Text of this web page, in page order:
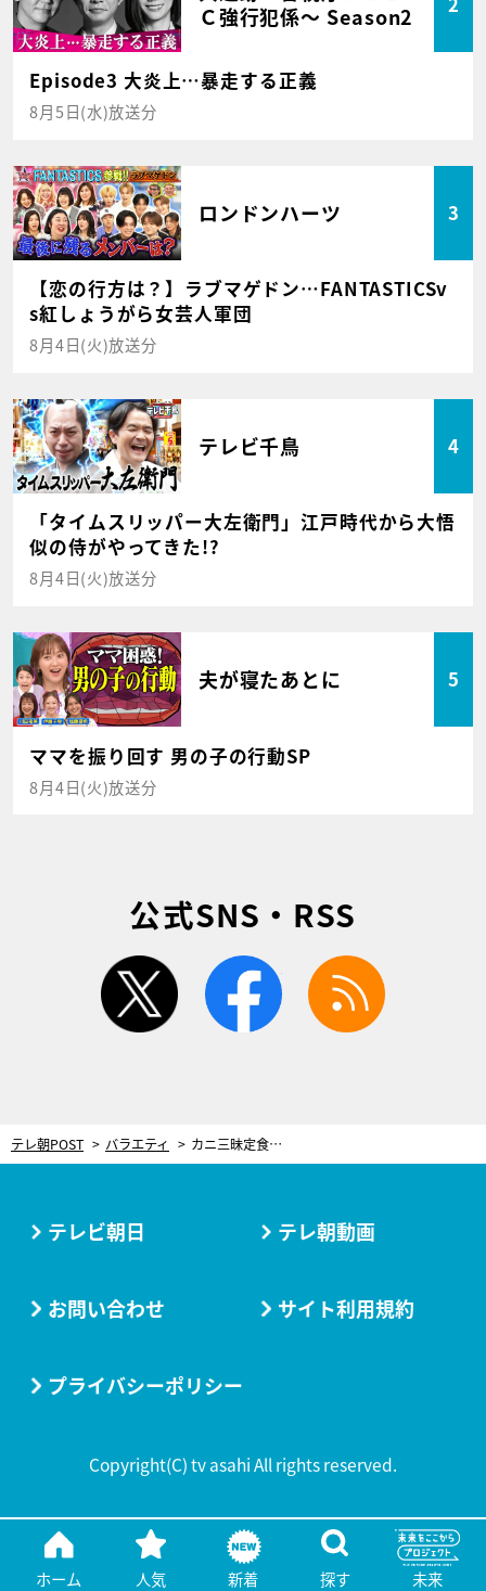
Ｃ強行犯係～ Season2
Episode3 大炎上…暴走する正義
8月5日(水)放送分
ロンドンハーツ 3
【恋の行方は？】ラブマゲドン…FANTASTICSv
s紅しょうがら女芸人軍団
8月4日(火)放送分
テレビ千鳥 4
「タイムスリッパー大左衛門」江戸時代から大悟
似の侍がやってきた!?
8月4日(火)放送分
夫が寝たあとに 5
ママを振り回す 男の子の行動SP
8月4日(火)放送分
公式SNS・RSS
twitter facebook
テレ朝POST バラエティ カニ三昧定食、爆盛り角煮丼、一期一会ラーメン…早朝から行列ができる“極上朝メシ”に驚き！
ホーム 人気 新着 探す 未来
テレビ朝日 テレ朝動画
お問い合わせ サイト利用規約
プライバシーポリシー
Copyright(C) tv asahi All rights reserved.